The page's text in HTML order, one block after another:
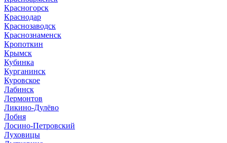
Красногорск
Краснодар
Краснозаводск
Краснознаменск
Кропоткин
Крымск
Кубинка
Курганинск
Куровское
Лабинск
Лермонтов
Ликино-Дулёво
Лобня
Лосино-Петровский
Луховицы